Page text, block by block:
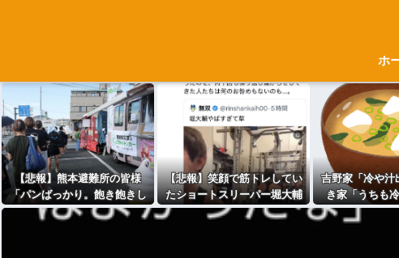
ホ
【悲報】熊本避難所の皆様
「パンばっかり。飽き飽きし
てる」
【悲報】笑顔で筋トレしてい
たショートスリーパー堀大輔
さん、「寝たほうが良い」コ
吉野家「冷や汁
き家「うちも
す」松屋「じ